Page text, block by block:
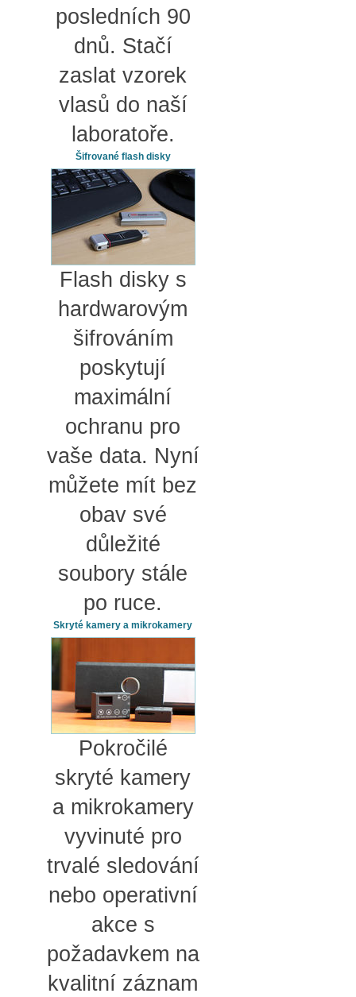
posledních 90
dnů. Stačí
zaslat vzorek
vlasů do naší
laboratoře.
Šifrované flash disky
Flash disky s
hardwarovým
šifrováním
poskytují
maximální
ochranu pro
vaše data. Nyní
můžete mít bez
obav své
důležité
soubory stále
po ruce.
Skryté kamery a mikrokamery
Pokročilé
skryté kamery
a mikrokamery
vyvinuté pro
trvalé sledování
nebo operativní
akce s
požadavkem na
kvalitní záznam